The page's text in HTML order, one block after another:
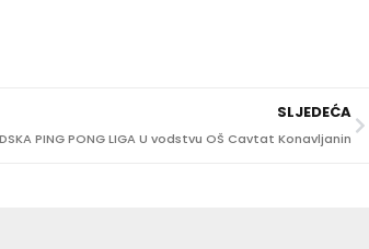
SLJEDEĆA
PING PONG LIGA U vodstvu OŠ Cavtat Konavljanin